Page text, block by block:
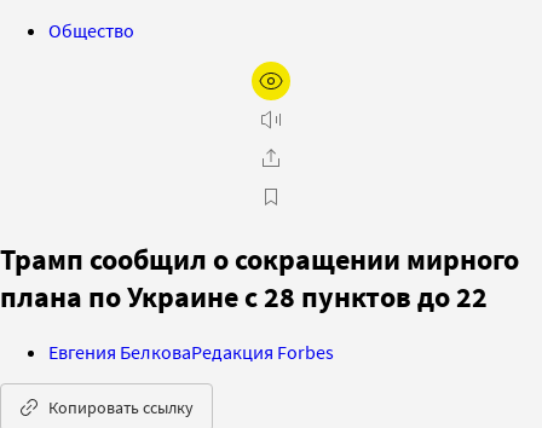
Общество
Трамп сообщил о сокращении мирного
плана по Украине с 28 пунктов до 22
Евгения БелковаРедакция Forbes
Копировать ссылку